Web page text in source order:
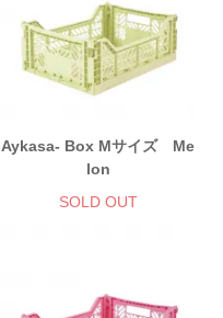
Aykasa- Box Mサイズ Me
lon
SOLD OUT